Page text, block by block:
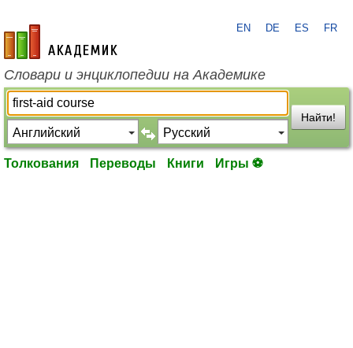
academic.ru
EN DE ES FR
Словари и энциклопедии на Академике
Найти!
Толкования Переводы Книги Игры ⚽